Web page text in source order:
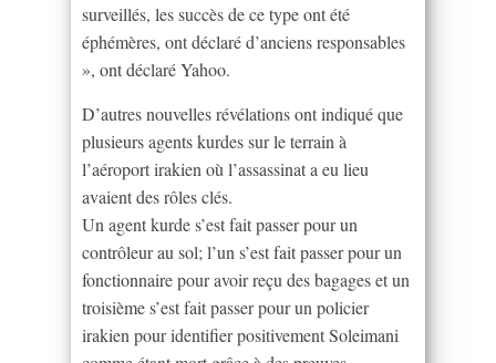
surveillés, les succès de ce type ont été
éphémères, ont déclaré d’anciens responsables
», ont déclaré Yahoo.
D’autres nouvelles révélations ont indiqué que
plusieurs agents kurdes sur le terrain à
l’aéroport irakien où l’assassinat a eu lieu
avaient des rôles clés.
Un agent kurde s’est fait passer pour un
contrôleur au sol; l’un s’est fait passer pour un
fonctionnaire pour avoir reçu des bagages et un
troisième s’est fait passer pour un policier
irakien pour identifier positivement Soleimani